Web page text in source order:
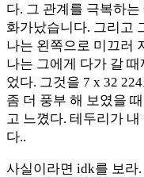
다. 그 관계를 극복하
화가났습니다. 그리고
나는 왼쪽으로 미끄러
나는 그에게 다가 갈
었다. 그것을 7 x 32
좀 더 풍부 해 보였을
고 느꼈다. 테두리가
다..
사실이라면 idk를 보라